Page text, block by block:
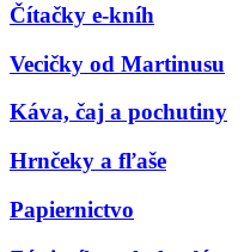
Čítačky e-kníh
Vecičky od Martinusu
Káva, čaj a pochutiny
Hrnčeky a fľaše
Papiernictvo